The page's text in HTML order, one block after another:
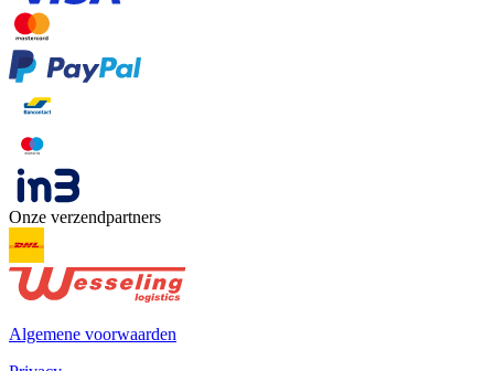
Onze verzendpartners
Algemene voorwaarden